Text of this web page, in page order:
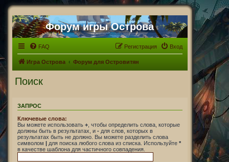
Форум игры Острова
FAQ Вход
Регистрация
Игра Острова Форум для Островитян
Поиск
ЗАПРОС
Ключевые слова:
Вы можете использовать + , чтобы определить слова, которые
должны быть в результатах, и - для слов, которых в
результатах быть не должно. Вы можете разделить слова
символом | для поиска любого слова из списка. Используйте *
в качестве шаблона для частичного совпадения.